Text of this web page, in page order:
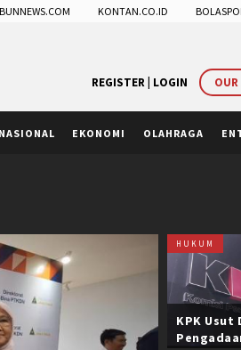
KONTAN.CO.ID
REGISTER | LOGIN OUR
EKONOMI OLAHRAGA
HUKUM
KPK Usut